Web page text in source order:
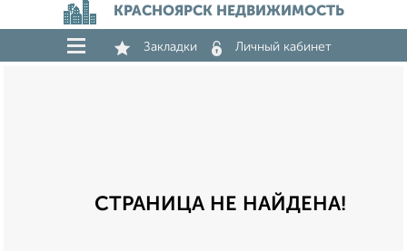
КРАСНОЯРСК НЕДВИЖИМОСТЬ
Закладки Личный кабинет
СТРАНИЦА НЕ НАЙДЕНА!